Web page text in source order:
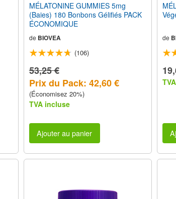
MÉLATONINE GUMMIES 5mg
(Baies) 180 Bonbons Gélifiés PACK
ÉCONOMIQUE
de BIOVEA
(106)
53,25 €
Prix du Pack: 42,60 €
(Économisez 20%)
TVA incluse
Ajouter au panier
de